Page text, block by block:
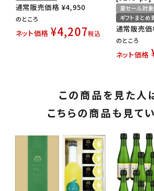
通常販売価格 ¥4,950
のところ
ネット価格 ¥4,207税込
夏セール対象
ギフトまとめ
通常販売
のところ
ネット価格
この商品を見た人
こちらの商品も見て